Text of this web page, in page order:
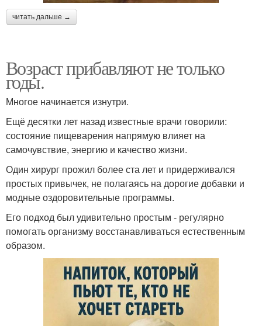
читать дальше →
Возраст прибавляют не только
годы.
Многое начинается изнутри.
Ещё десятки лет назад известные врачи говорили:
состояние пищеварения напрямую влияет на
самочувствие, энергию и качество жизни.
Один хирург прожил более ста лет и придерживался
простых привычек, не полагаясь на дорогие добавки и
модные оздоровительные программы.
Его подход был удивительно простым - регулярно
помогать организму восстанавливаться естественным
образом.